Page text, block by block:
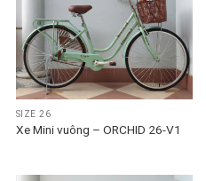
Add to
wishlist
SIZE 26
Xe Mini vuông – ORCHID 26-V1